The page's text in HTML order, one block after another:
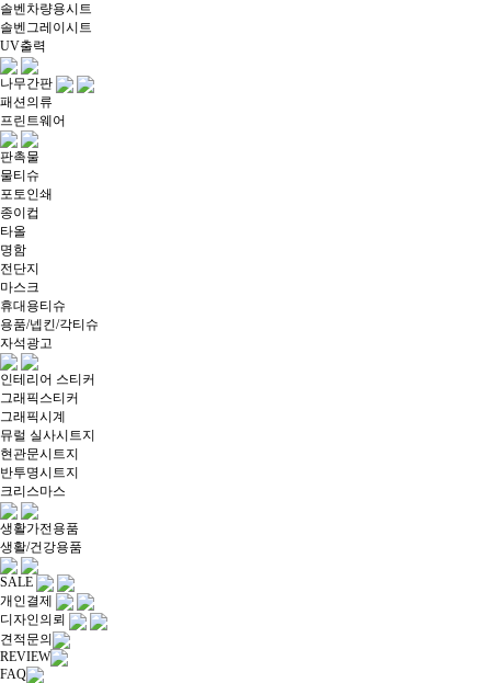
솔벤차량용시트
솔벤그레이시트
UV출력
나무간판
패션의류
프린트웨어
판촉물
물티슈
포토인쇄
종이컵
타올
명함
전단지
마스크
휴대용티슈
용품/넵킨/각티슈
자석광고
인테리어 스티커
그래픽스티커
그래픽시계
뮤럴 실사시트지
현관문시트지
반투명시트지
크리스마스
생활가전용품
생활/건강용품
SALE
개인결제
디자인의뢰
견적문의
REVIEW
FAQ